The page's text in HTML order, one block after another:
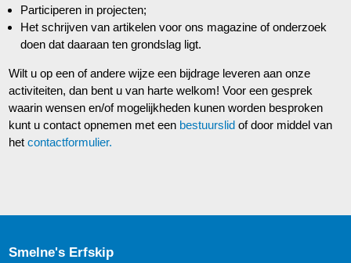
Participeren in projecten;
Het schrijven van artikelen voor ons magazine of onderzoek
doen dat daaraan ten grondslag ligt.
Wilt u op een of andere wijze een bijdrage leveren aan onze
activiteiten, dan bent u van harte welkom! Voor een gesprek
waarin wensen en/of mogelijkheden kunen worden besproken
kunt u contact opnemen met een bestuurslid of door middel van
hetcontactformulier.
Smelne's Erfskip